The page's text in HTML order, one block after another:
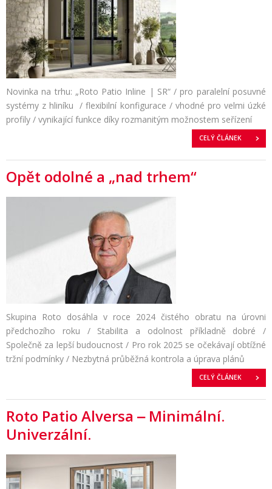
Novinka na trhu: „Roto Patio Inline | SR“ / pro paralelní posuvné
systémy z hliníku / flexibilní konfigurace / vhodné pro velmi úzké
profily / vynikající funkce díky rozmanitým možnostem seřízení
CELÝ ČLÁNEK
Opět odolné a „nad trhem“
Skupina Roto dosáhla v roce 2024 čistého obratu na úrovni
předchozího roku / Stabilita a odolnost příkladně dobré /
Společně za lepší budoucnost / Pro rok 2025 se očekávají obtížné
tržní podmínky / Nezbytná průběžná kontrola a úprava plánů
CELÝ ČLÁNEK
Roto Patio Alversa ‒ Minimální.
Univerzální.